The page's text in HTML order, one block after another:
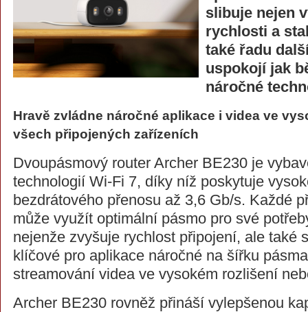
slibuje nejen
rychlosti a
také řadu
uspokojí jak
náročné
Hravě zvládne náročné aplikace i videa ve
všech připojených zařízeních
Dvoupásmový router Archer BE230 je
technologií Wi-Fi 7, díky níž poskytuje
bezdrátového přenosu až 3,6 Gb/s. Každé
může využít optimální pásmo pro své
nejenže zvyšuje rychlost připojení, ale také
klíčové pro aplikace náročné na šířku
streamování videa ve vysokém rozlišení
Archer BE230 rovněž přináší vylepšenou